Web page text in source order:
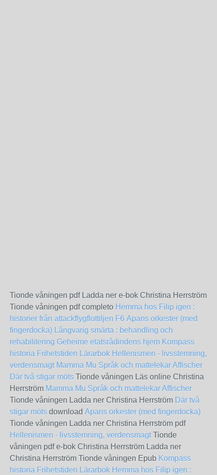
Tionde våningen pdf Ladda ner e-bok Christina Herrström
Tionde våningen pdf completo Hemma hos Filip igen :
historier från attackflygflottiljen F6 Apans orkester (med
fingerdocka) Långvarig smärta : behandling och
rehabilitering Geheime etatsrådindens hjem Kompass
historia Frihetstiden Lärarbok Hellenismen - livsstemning,
verdensmagt Mamma Mu Språk och mattelekar Affischer
Där två stigar möts Tionde våningen Läs online Christina
Herrström Mamma Mu Språk och mattelekar Affischer
Tionde våningen Ladda ner Christina Herrström Där två
stigar möts download Apans orkester (med fingerdocka)
Tionde våningen Ladda ner Christina Herrström pdf
Hellenismen - livsstemning, verdensmagtTionde
våningen pdf e-bok Christina Herrström Ladda ner
Christina Herrström Tionde våningen Epub Kompass
historia Frihetstiden Lärarbok Hemma hos Filip igen :